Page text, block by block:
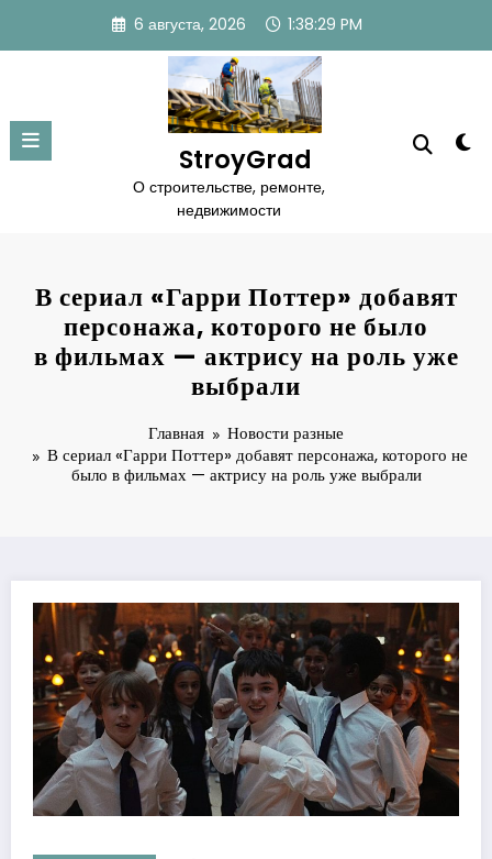
содержимому
6 августа, 2026 1:38:30 PM
StroyGrad
О строительстве, ремонте,
недвижимости
В сериал «Гарри Поттер» добавят
персонажа, которого не было
в фильмах — актрису на роль уже
выбрали
Главная
Новости разные
В сериал «Гарри Поттер» добавят персонажа, которого не
было в фильмах — актрису на роль уже выбрали